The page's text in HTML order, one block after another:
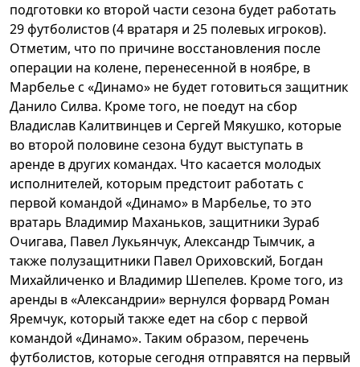
подготовки ко второй части сезона будет работать
29 футболистов (4 вратаря и 25 полевых игроков).
Отметим, что по причине восстановления после
операции на колене, перенесенной в ноябре, в
Марбелье с «Динамо» не будет готовиться защитник
Данило Силва. Кроме того, не поедут на сбор
Владислав Калитвинцев и Сергей Мякушко, которые
во второй половине сезона будут выступать в
аренде в других командах. Что касается молодых
исполнителей, которым предстоит работать с
первой командой «Динамо» в Марбелье, то это
вратарь Владимир Маханьков, защитники Зураб
Очигава, Павел Лукьянчук, Александр Тымчик, а
также полузащитники Павел Ориховский, Богдан
Михайличенко и Владимир Шепелев. Кроме того, из
аренды в «Александрии» вернулся форвард Роман
Яремчук, который также едет на сбор с первой
командой «Динамо». Таким образом, перечень
футболистов, которые сегодня отправятся на первый